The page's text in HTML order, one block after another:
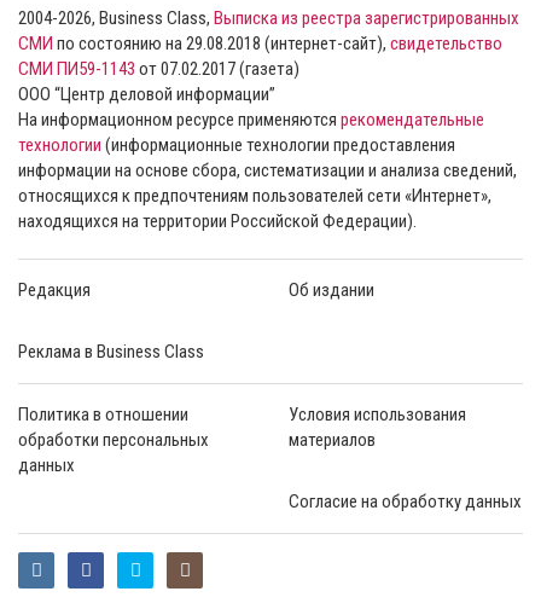
2004-2026, Business Class, Выписка из реестра зарегистрированных
СМИ по состоянию на 29.08.2018 (интернет-сайт), свидетельство
СМИ ПИ59-1143 от 07.02.2017 (газета)
ООО “Центр деловой информации”
На информационном ресурсе применяются рекомендательные
технологии (информационные технологии предоставления
информации на основе сбора, систематизации и анализа сведений,
относящихся к предпочтениям пользователей сети «Интернет»,
находящихся на территории Российской Федерации).
Редакция Об издании
Реклама в Business Class
Политика в отношении
обработки персональных
данных
Условия использования
материалов
Согласие на обработку данных